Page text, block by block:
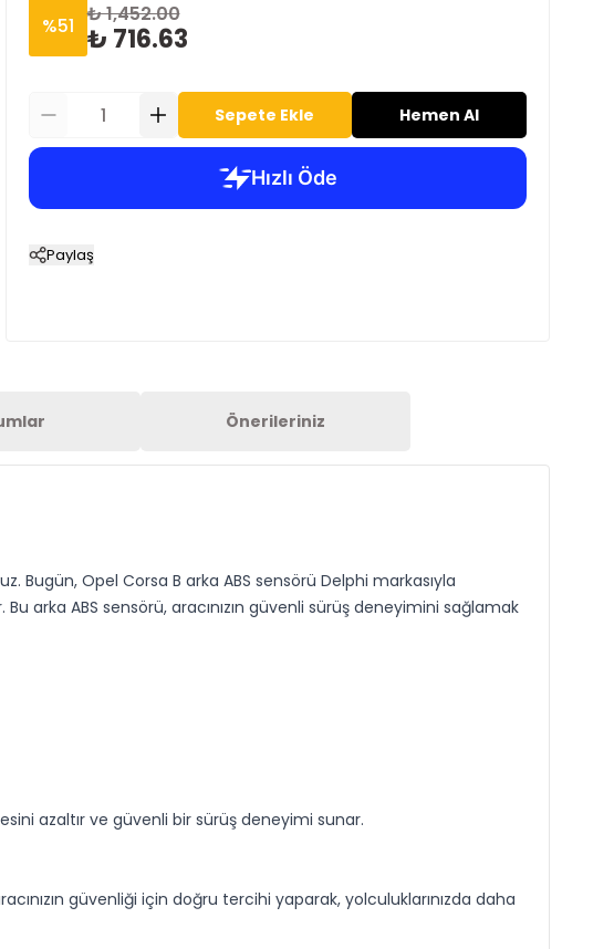
%51 ₺ 1,452.00
₺ 716.63
Sepete Ekle Hemen Al
Paylaş
Önerileriniz
Opel Corsa B arka ABS sensörü Delphi markasıyla
arka ABS sensörü, aracınızın güvenli sürüş deneyimini sağlamak
azaltır ve güvenli bir sürüş deneyimi sunar.
güvenliği için doğru tercihi yaparak, yolculuklarınızda daha